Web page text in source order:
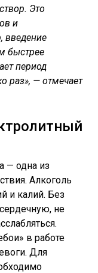
Это
и
введение
быстрее
период
раз», — отмечает
— одна из
Алкоголь
и калий. Без
не
в работе
Для